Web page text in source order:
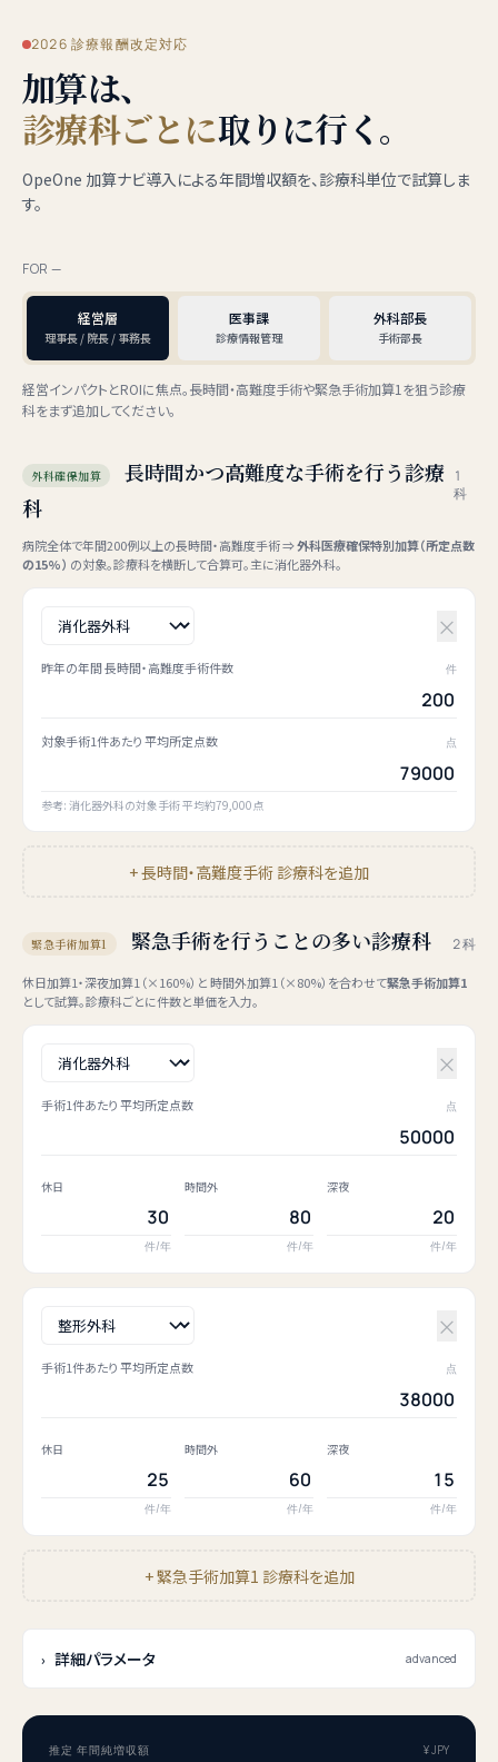
2026 診療報酬改定対応
加算は、
診療科ごとに取りに行く。
OpeOne 加算ナビ導入による年間増収額を、診療科単位で試算しま
す。
FOR —
経営層
理事長 / 院長 / 事務長
医事課
診療情報管理
外科部長
手術部長
経営インパクトとROIに焦点。長時間・高難度手術や緊急手術加算1を狙う診療
科をまず追加してください。
外科確保加算
長時間かつ高難度な手術を行う診療
科
1
科
病院全体で年間200例以上の長時間・高難度手術 ⇒外科医療確保特別加算（所定点数
の15%） の対象。診療科を横断して合算可。主に消化器外科。
×
昨年の年間 長時間・高難度手術件数 件
対象手術1件あたり 平均所定点数 点
参考: 消化器外科の対象手術 平均約79,000点
+ 長時間・高難度手術 診療科を追加
緊急手術加算1 緊急手術を行うことの多い診療科 2 科
休日加算1・深夜加算1（×160%）と 時間外加算1（×80%）を合わせて緊急手術加算1
として試算。診療科ごとに件数と単価を入力。
×
手術1件あたり 平均所定点数 点
休日
件/年
時間外
件/年
深夜
件/年
×
手術1件あたり 平均所定点数 点
休日
件/年
時間外
件/年
深夜
件/年
+ 緊急手術加算1 診療科を追加
› 詳細パラメータ advanced
推定 年間純増収額 ¥ JPY